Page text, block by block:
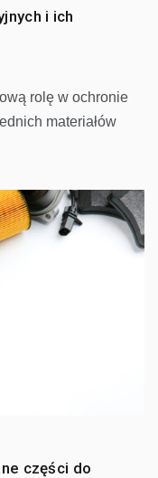
i ich
rolę w ochronie
materiałów
części do